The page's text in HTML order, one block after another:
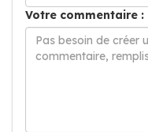
Votre commentaire :